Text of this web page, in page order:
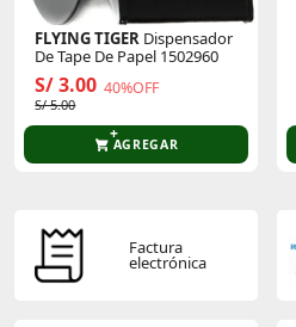
FLYING TIGER Dispensador
De Tape De Papel 1502960
S/ 3.00 40%OFF
S/ 5.00
AGREGAR
Factura
electrónica